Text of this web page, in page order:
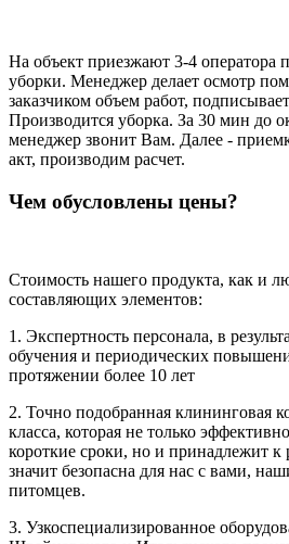
На объект приезжают 3-4 оператора
уборки. Менеджер делает осмотр
заказчиком объем работ,
Производится уборка. За 30 мин до
менеджер звонит Вам. Далее -
акт, производим расчет.
Чем обусловлены цены?
Стоимость нашего продукта, как и
составляющих элементов:
1. Экспертность персонала, в
обучения и периодических
протяжении более 10 лет
2. Точно подобранная клининговая
класса, которая не только
короткие сроки, но и принадлежит к
значит безопасна для нас с вами,
питомцев.
3. Узкоспециализированное